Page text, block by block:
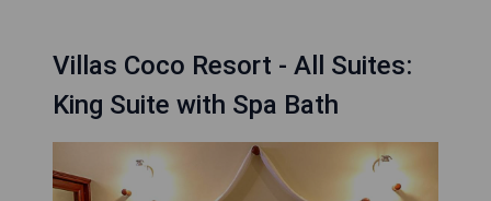
Villas Coco Resort - All Suites:
King Suite with Spa Bath